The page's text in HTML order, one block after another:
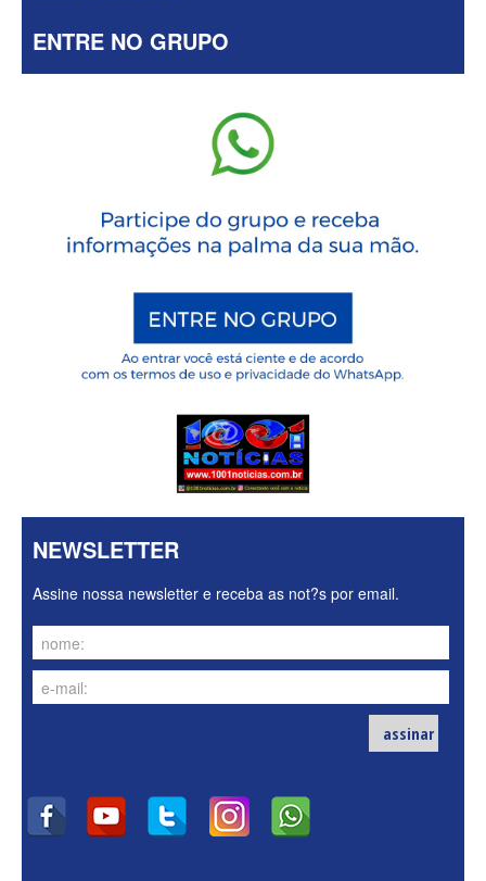
ENTRE NO GRUPO
NEWSLETTER
Assine nossa newsletter e receba as not?s por email.